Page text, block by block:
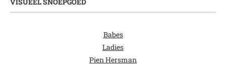
Babes
Ladies
Pien Hersman